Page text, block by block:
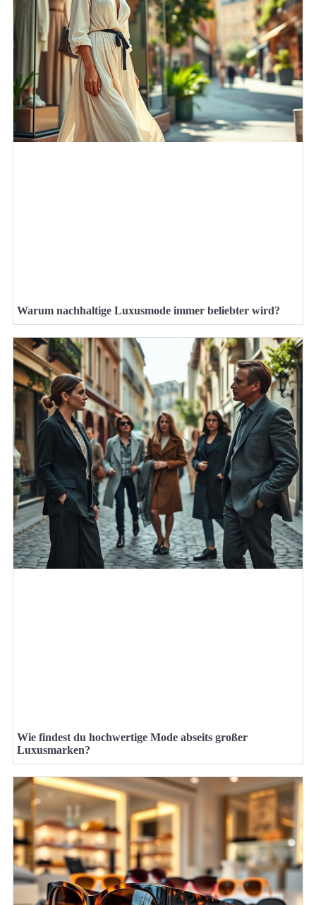
Warum nachhaltige Luxusmode immer beliebter wird?
Wie findest du hochwertige Mode abseits großer
Luxusmarken?